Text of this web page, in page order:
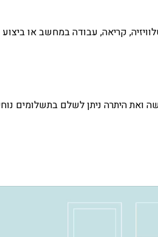
קריאה, עבודה במחשב או ביצוע
ואת היתרה ניתן לשלם בתשלומים